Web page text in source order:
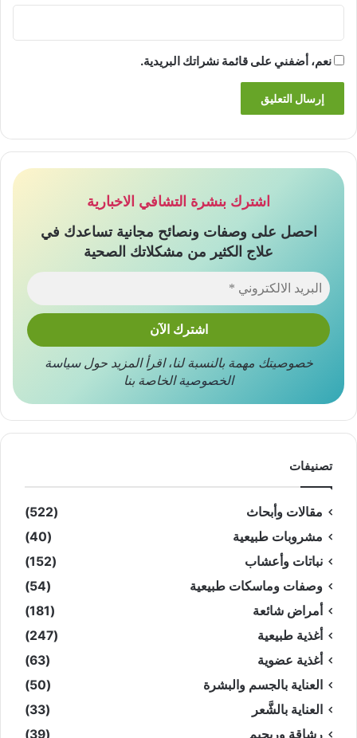
نعم، أضفني على قائمة نشراتك البريدية.
اشترك بنشرة التشافي الاخبارية
احصل على وصفات ونصائح مجانية تساعدك في
علاج الكثير من مشكلاتك الصحية
خصوصيتك مهمة بالنسبة لنا،اقرأ المزيد حولسياسة
الخصوصيةالخاصة بنا
تصنيفات
مقالات وأبحاث
(522)
مشروبات طبيعية
(40)
نباتات وأعشاب
(152)
وصفات وماسكات طبيعية
(54)
أمراض شائعة
(181)
أغذية طبيعية
(247)
أغذية عضوية
(63)
العناية بالجسم والبشرة
(50)
العناية بالشَّعر
(33)
رشاقة وريجيم
(39)